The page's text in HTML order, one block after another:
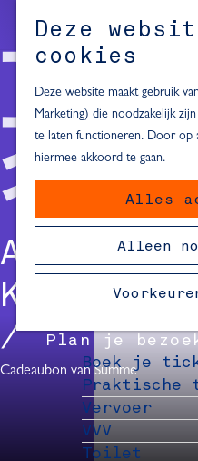
Deze
cookies
Deze website maakt gebruik
Marketing) die noodzakelijk
te laten functioneren. Door op
hiermee akkoord te gaan.
Alles
Alleen
M
e
n
u
Inspiratie
Dagje naar
Fietsen in
Must-see
van Delft
Blijven
24 uur in
48 uur in
72 uur in
Plan je
Boek je
Praktische
Vervoer
VVV
Toilet
ADVENT
Cadeaubon van Summe